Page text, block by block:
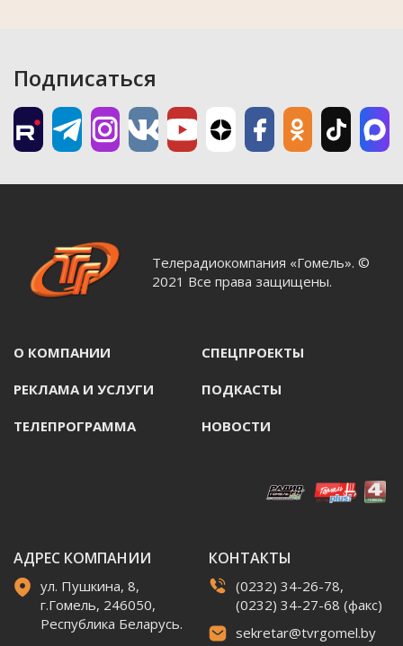
Подписаться
Телерадиокомпания «Гомель». ©
2021 Все права защищены.
О КОМПАНИИ СПЕЦПРОЕКТЫ
РЕКЛАМА И УСЛУГИ ПОДКАСТЫ
ТЕЛЕПРОГРАММА НОВОСТИ
АДРЕС КОМПАНИИ
ул. Пушкина, 8,
г.Гомель, 246050,
Республика Беларусь.
КОНТАКТЫ
(0232) 34-26-78,
(0232) 34-27-68 (факс)
sekretar@tvrgomel.by